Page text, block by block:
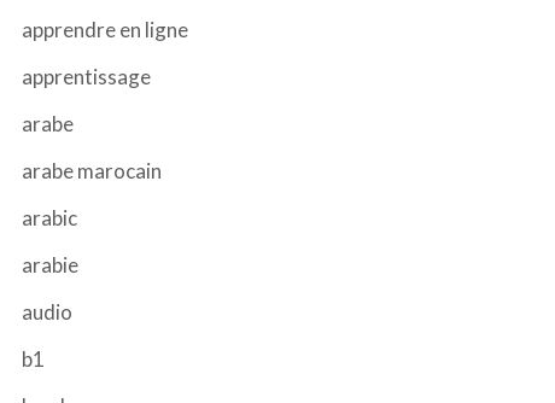
apprendre en ligne
apprentissage
arabe
arabe marocain
arabic
arabie
audio
b1